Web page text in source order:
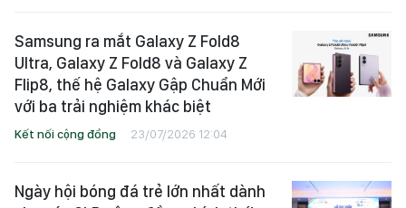
Samsung ra mắt Galaxy Z Fold8
Ultra, Galaxy Z Fold8 và Galaxy Z
Flip8, thế hệ Galaxy Gập Chuẩn Mới
với ba trải nghiệm khác biệt
Kết nối cộng đồng 23/07/2026 12:04
Ngày hội bóng đá trẻ lớn nhất dành